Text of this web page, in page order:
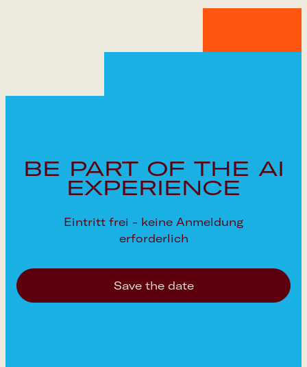
BE PART OF THE AI
EXPERIENCE
Eintritt frei - keine Anmeldung
erforderlich
Save the date